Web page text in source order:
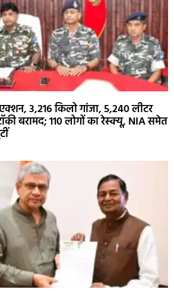
3,216 किलो गांजा, 5,240 लीटर
बरामद; 110 लोगों का रेस्क्यू, NIA समेत